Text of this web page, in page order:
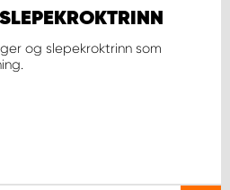
og slepekroktrinn som